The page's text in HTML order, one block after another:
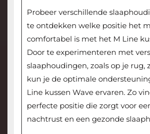
Probeer verschillende
te ontdekken welke positie het
comfortabel is met het M Line
Door te experimenteren met
slaaphoudingen, zoals op je rug,
kun je de optimale
Line kussen Wave ervaren. Zo
perfecte positie die zorgt voor
nachtrust en een gezonde